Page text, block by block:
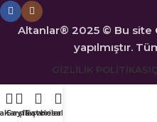
Altanlar® 2025 © Bu site
yapılmıştır.
GIZLILIK POLITIKASI
Sayfa
KarşılaştırFavoriler
Hesabım